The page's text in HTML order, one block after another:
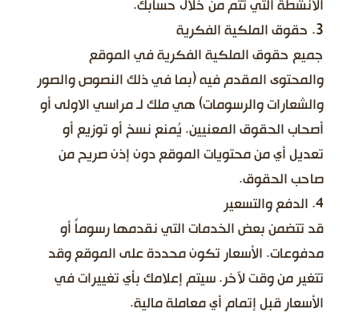
الأنشطة التي تتم من خلال حسابك.
3. حقوق الملكية الفكرية
جميع حقوق الملكية الفكرية في الموقع
والمحتوى المقدم فيه (بما في ذلك النصوص والصور
والشعارات والرسومات) هي ملك لـ مراسي الاولى أو
أصحاب الحقوق المعنيين. يُمنع نسخ أو توزيع أو
تعديل أي من محتويات الموقع دون إذن صريح من
صاحب الحقوق.
4. الدفع والتسعير
قد تتضمن بعض الخدمات التي نقدمها رسوماً أو
مدفوعات. الأسعار تكون محددة على الموقع وقد
تتغير من وقت لآخر. سيتم إعلامك بأي تغييرات في
الأسعار قبل إتمام أي معاملة مالية.